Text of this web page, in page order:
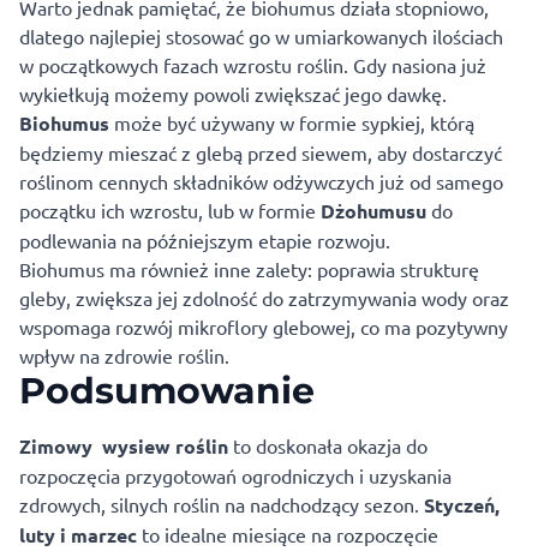
Warto jednak pamiętać, że biohumus działa stopniowo,
dlatego najlepiej stosować go w umiarkowanych ilościach
w początkowych fazach wzrostu roślin. Gdy nasiona już
wykiełkują możemy powoli zwiększać jego dawkę.
Biohumus może być używany w formie sypkiej, którą
będziemy mieszać z glebą przed siewem, aby dostarczyć
roślinom cennych składników odżywczych już od samego
początku ich wzrostu, lub w formie Dżohumusu do
podlewania na późniejszym etapie rozwoju.
Biohumus ma również inne zalety: poprawia strukturę
gleby, zwiększa jej zdolność do zatrzymywania wody oraz
wspomaga rozwój mikroflory glebowej, co ma pozytywny
wpływ na zdrowie roślin.
Podsumowanie
Zimowy wysiew roślin to doskonała okazja do
rozpoczęcia przygotowań ogrodniczych i uzyskania
zdrowych, silnych roślin na nadchodzący sezon. Styczeń,
luty i marzec to idealne miesiące na rozpoczęcie